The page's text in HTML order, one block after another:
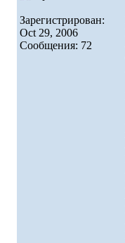
Зарегистрирован:
Oct 29, 2006
Сообщения: 72